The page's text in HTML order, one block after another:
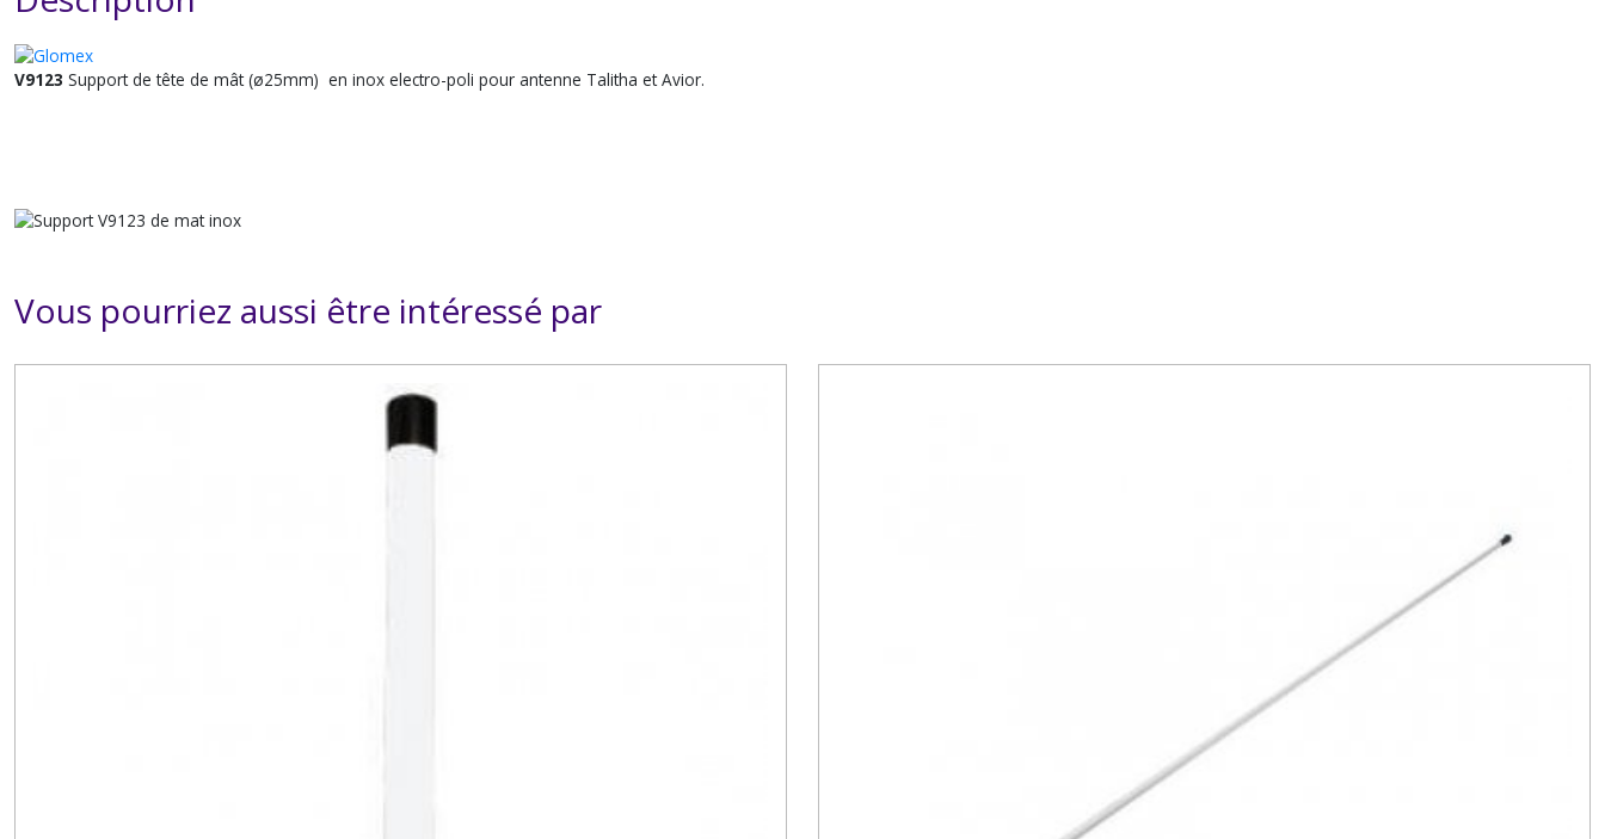
V9123 Support de tête de mât (ø25mm) en inox electro-poli pour antenne Talitha et Avior.
Vous pourriez aussi être intéressé par